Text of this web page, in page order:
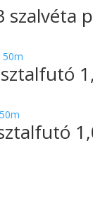
szalvéta